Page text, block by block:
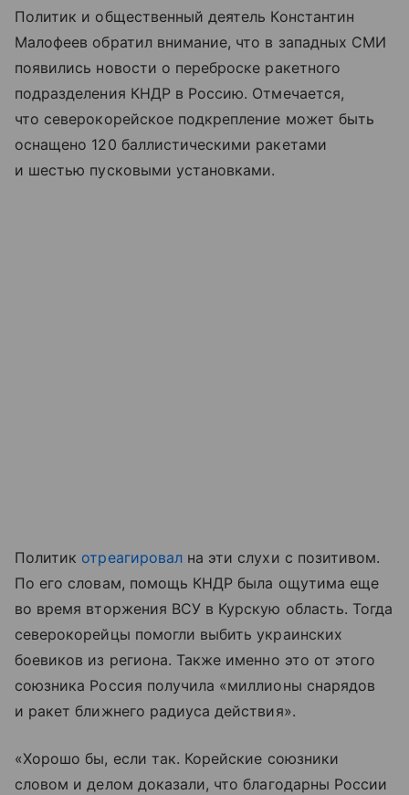
Политик и общественный деятель Константин
Малофеев обратил внимание, что в западных СМИ
появились новости о переброске ракетного
подразделения КНДР в Россию. Отмечается,
что северокорейское подкрепление может быть
оснащено 120 баллистическими ракетами
и шестью пусковыми установками.
Политик отреагировална эти слухи с позитивом.
По его словам, помощь КНДР была ощутима еще
во время вторжения ВСУ в Курскую область. Тогда
северокорейцы помогли выбить украинских
боевиков из региона. Также именно это от этого
союзника Россия получила «миллионы снарядов
и ракет ближнего радиуса действия».
«Хорошо бы, если так. Корейские союзники
словом и делом доказали, что благодарны России